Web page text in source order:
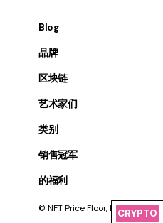
CRYPTO
Blog
品牌
区块链
艺术家们
类别
销售冠军
的福利
© NFT Price Floor, Inc. 版权所有。